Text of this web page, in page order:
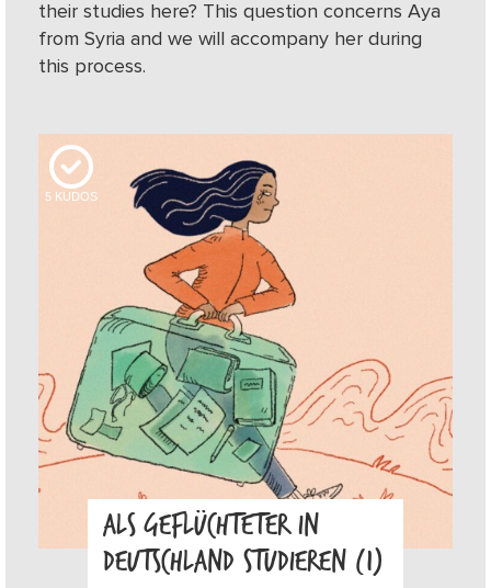
their studies here? This question concerns Aya
from Syria and we will accompany her during
this process.
5 KUDOS
ALS GEFLÜCHTETER IN
DEUTSCHLAND STUDIEREN (1)